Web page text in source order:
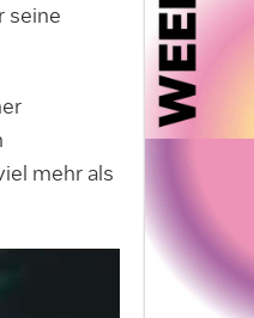
seine
mehr als